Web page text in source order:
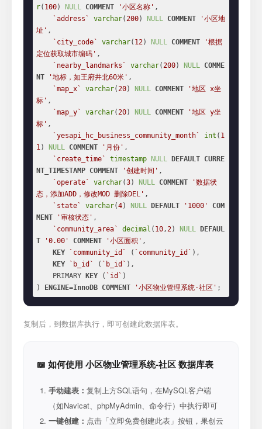
r( 100) NULL COMMENT '小区名称' ,
`address`
varchar(200) NULL COMMENT
'小区地
址' ,
`city_code`
varchar( 12) NULL COMMENT
'根据
定位获取城市编码' ,
`nearby_landmarks`
varchar(200) NULL COMME
NT
'地标，如王府井北60米' ,
`map_x`
varchar(20) NULL COMMENT
'地区 x坐
标' ,
`map_y`
varchar(20) NULL COMMENT
'地区 y坐
标' ,
`yesapi_hc_business_community_month`
int ( 1
1) NULL COMMENT '月份' ,
`create_time`
timestamp NULL DEFAULT CURRE
NT_TIMESTAMP COMMENT '创建时间' ,
`operate`
varchar(3) NULL COMMENT
'数据状
态，添加ADD，修改MOD 删除DEL' ,
`state`
varchar(4) NULL DEFAULT '1000'
COM
MENT
'审核状态' ,
`community_area`
decimal ( 10,2) NULL
DEFAUL
T
'0.00' COMMENT '小区面积' ,
KEY
`community_id` ( `community_id` ),
KEY
`b_id` ( `b_id` ),
    PRIMARY
KEY ( `id` )
)
ENGINE=InnoDB COMMENT '小区物业管理系统-社区' ;
复制后，到数据库执行，即可创建此数据库表。
📖 如何使用 小区物业管理系统-社区 数据库表
手动建表： 复制上方SQL语句，在MySQL客户端
（如Navicat、phpMyAdmin、命令行）中执行即可
一键创建： 点击「立即免费创建此表」按钮，果创云